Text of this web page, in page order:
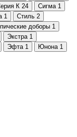
К 24 Сигма 1
1 Стиль 2
доборы 1
Экстра 1
Эфта 1 Юнона 1